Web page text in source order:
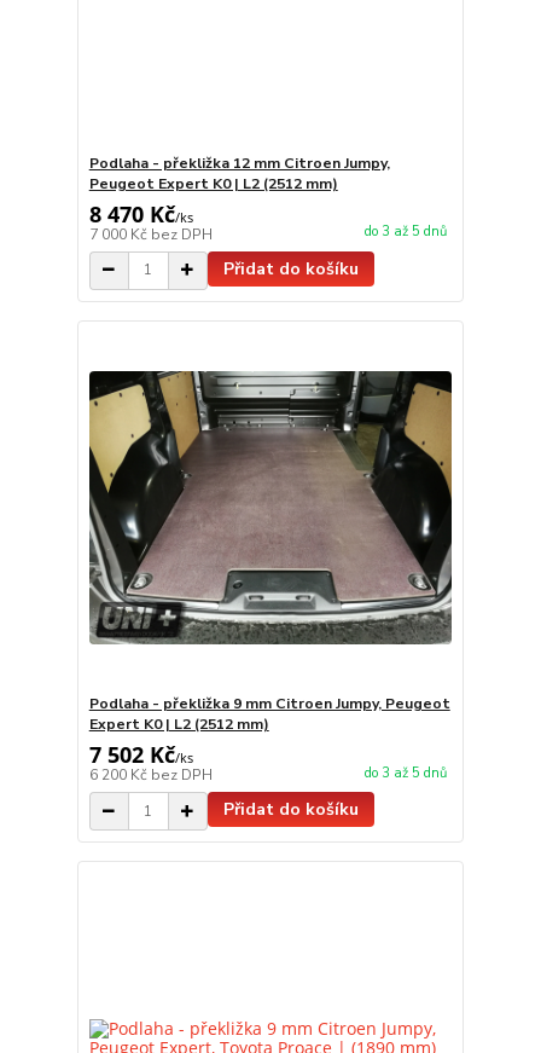
Podlaha - překližka 12 mm Citroen Jumpy,
Peugeot Expert K0 | L2 (2512 mm)
8 470 Kč/ks
7 000 Kč bez DPH do 3 až 5 dnů
Přidat do košíku
Podlaha - překližka 9 mm Citroen Jumpy, Peugeot
Expert K0 | L2 (2512 mm)
7 502 Kč/ks
6 200 Kč bez DPH do 3 až 5 dnů
Přidat do košíku